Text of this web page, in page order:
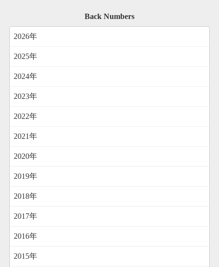
Back Numbers
2026年
2025年
2024年
2023年
2022年
2021年
2020年
2019年
2018年
2017年
2016年
2015年